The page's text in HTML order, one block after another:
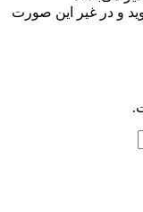
و در غیر این صورت